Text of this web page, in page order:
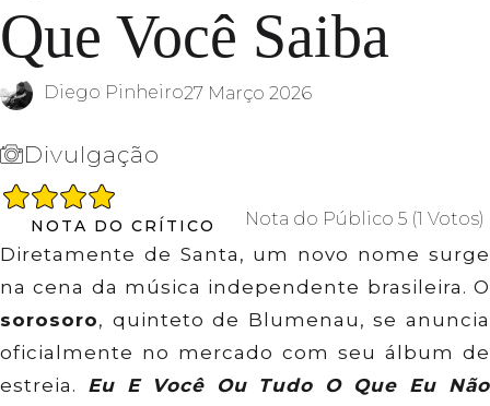
Que Você Saiba
Diego Pinheiro27 Março 2026
Divulgação
NOTA DO CRÍTICO Nota do Público 5 (1 Votos)
Diretamente de Santa, um novo nome surge
na cena da música independente brasileira. O
sorosoro, quinteto de Blumenau, se anuncia
oficialmente no mercado com seu álbum de
estreia. Eu E Você Ou Tudo O Que Eu Não